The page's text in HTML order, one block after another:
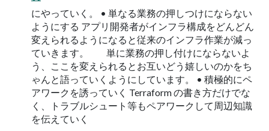
にやっていく。 • 単なる業務の押しつけにならない
ようにする アプリ開発者がインフラ構成をどんどん
変えられるようになると従来のインフラ作業が減っ
ていきます。 単に業務の押し付けにならないよ
う、ここを変えられるとお互いどう嬉しいのかをち
ゃんと語っていくようにしています。 • 積極的にペ
アワークを誘っていく Terraform の書き方だけでな
く、トラブルシュート等もペアワークして周辺知識
を伝えていく